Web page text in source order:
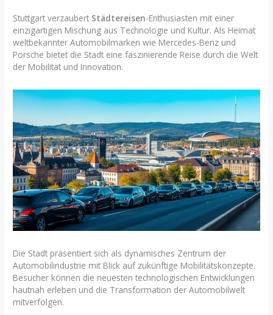
Stuttgart verzaubert Städtereisen-Enthusiasten mit einer
einzigartigen Mischung aus Technologie und Kultur. Als Heimat
weltbekannter Automobilmarken wie Mercedes-Benz und
Porsche bietet die Stadt eine faszinierende Reise durch die Welt
der Mobilität und Innovation.
Die Stadt präsentiert sich als dynamisches Zentrum der
Automobilindustrie mit Blick auf zukünftige Mobilitätskonzepte.
Besucher können die neuesten technologischen Entwicklungen
hautnah erleben und die Transformation der Automobilwelt
mitverfolgen.